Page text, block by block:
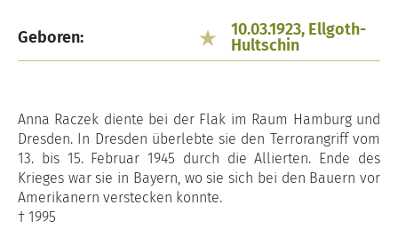
Geboren:
10.03.1923, Ellgoth-
Hultschin
Anna Raczek diente bei der Flak im Raum Hamburg und
Dresden. In Dresden überlebte sie den Terrorangriff vom
13. bis 15. Februar 1945 durch die Allierten. Ende des
Krieges war sie in Bayern, wo sie sich bei den Bauern vor
Amerikanern verstecken konnte.
† 1995